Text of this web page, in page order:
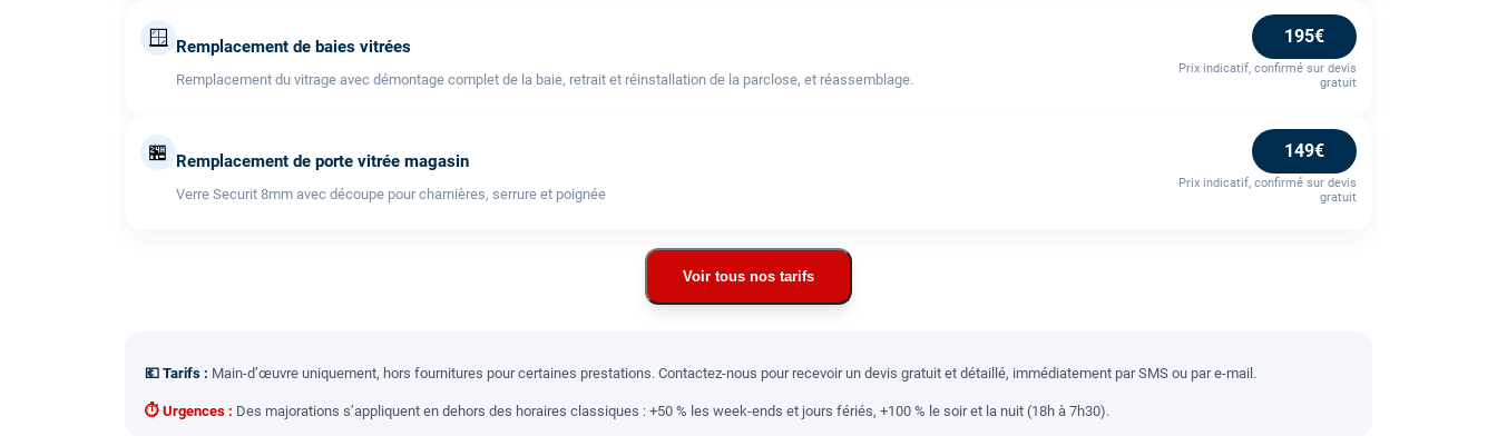
🪟 Remplacement de baies vitrées
Remplacement du vitrage avec démontage complet de la baie, retrait et réinstallation de la parclose, et réassemblage.
195€
Prix indicatif, confirmé sur devis
gratuit
🏪 Remplacement de porte vitrée magasin
Verre Securit 8mm avec découpe pour charnières, serrure et poignée
149€
Prix indicatif, confirmé sur devis
gratuit
Voir tous nos tarifs
💶 Tarifs : Main-d’œuvre uniquement, hors fournitures pour certaines prestations. Contactez-nous pour recevoir un devis gratuit et détaillé, immédiatement par SMS ou par e-mail.
⏱ Urgences : Des majorations s’appliquent en dehors des horaires classiques : +50 % les week-ends et jours fériés, +100 % le soir et la nuit (18h à 7h30).